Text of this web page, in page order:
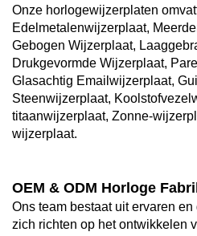
Onze horlogewijzerplaten
Edelmetalenwijzerplaat,
Gebogen Wijzerplaat,
Drukgevormde Wijzerplaat,
Glasachtig Emailwijzerplaat,
Steenwijzerplaat,
titaanwijzerplaat, Zonne-
wijzerplaat.
OEM & ODM Horloge
Ons team bestaat uit ervaren
zich richten op het ontwikkelen